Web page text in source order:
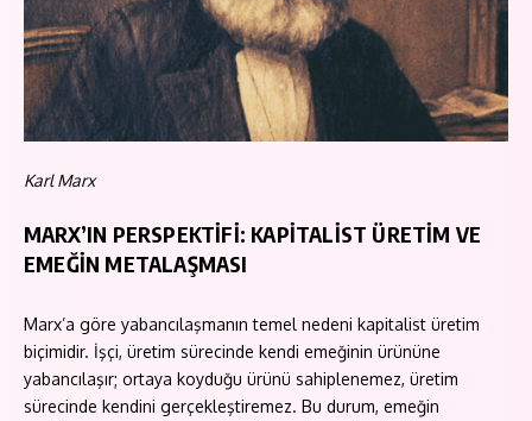
Karl Marx
MARX’IN PERSPEKTİFİ: KAPİTALİST ÜRETİM VE
EMEĞİN METALAŞMASI
Marx’a göre yabancılaşmanın temel nedeni kapitalist üretim
biçimidir. İşçi, üretim sürecinde kendi emeğinin ürününe
yabancılaşır; ortaya koyduğu ürünü sahiplenemez, üretim
sürecinde kendini gerçekleştiremez. Bu durum, emeğin